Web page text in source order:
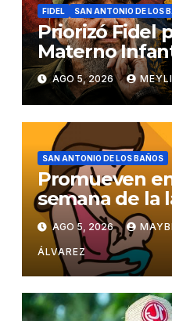
FIDEL SAN ANTONIO DE LOS
Priorizó Fidel
Materno
AGO 5, 2026
SAN ANTONIO DE LOS BAÑOS
Promueven
semana de la
materna
AGO 5, 2026
ÁLVAREZ